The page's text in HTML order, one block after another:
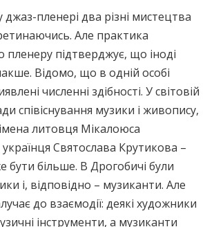
джаз-пленері два різні мистецтва
Але практика
підтверджує, що іноді
Відомо, що в одній особі
численні здібності. У світовій
співіснування музики і живопису,
литовця Мікалоюса
Святослава Крутикова –
бути більше. В Дрогобичі були
і, відповідно – музиканти. Але
до взаємодії: деякі художники
інструменти, а музиканти